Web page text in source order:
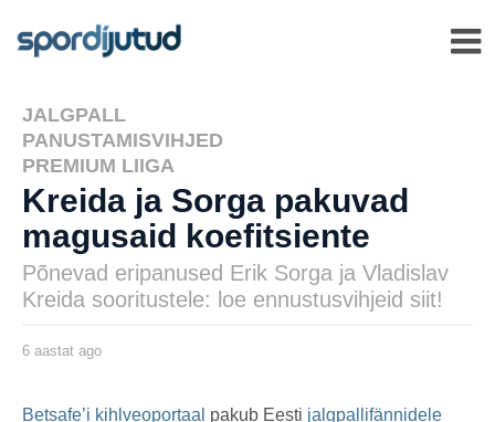
JALGPALL
PANUSTAMISVIHJED
PREMIUM LIIGA
Kreida ja Sorga pakuvad
magusaid koefitsiente
Põnevad eripanused Erik Sorga ja Vladislav
Kreida sooritustele: loe ennustusvihjeid siit!
msavi
6 aastat ago
t
Betsafe’i kihlveoportaal pakub Eesti jalgpallifännidele